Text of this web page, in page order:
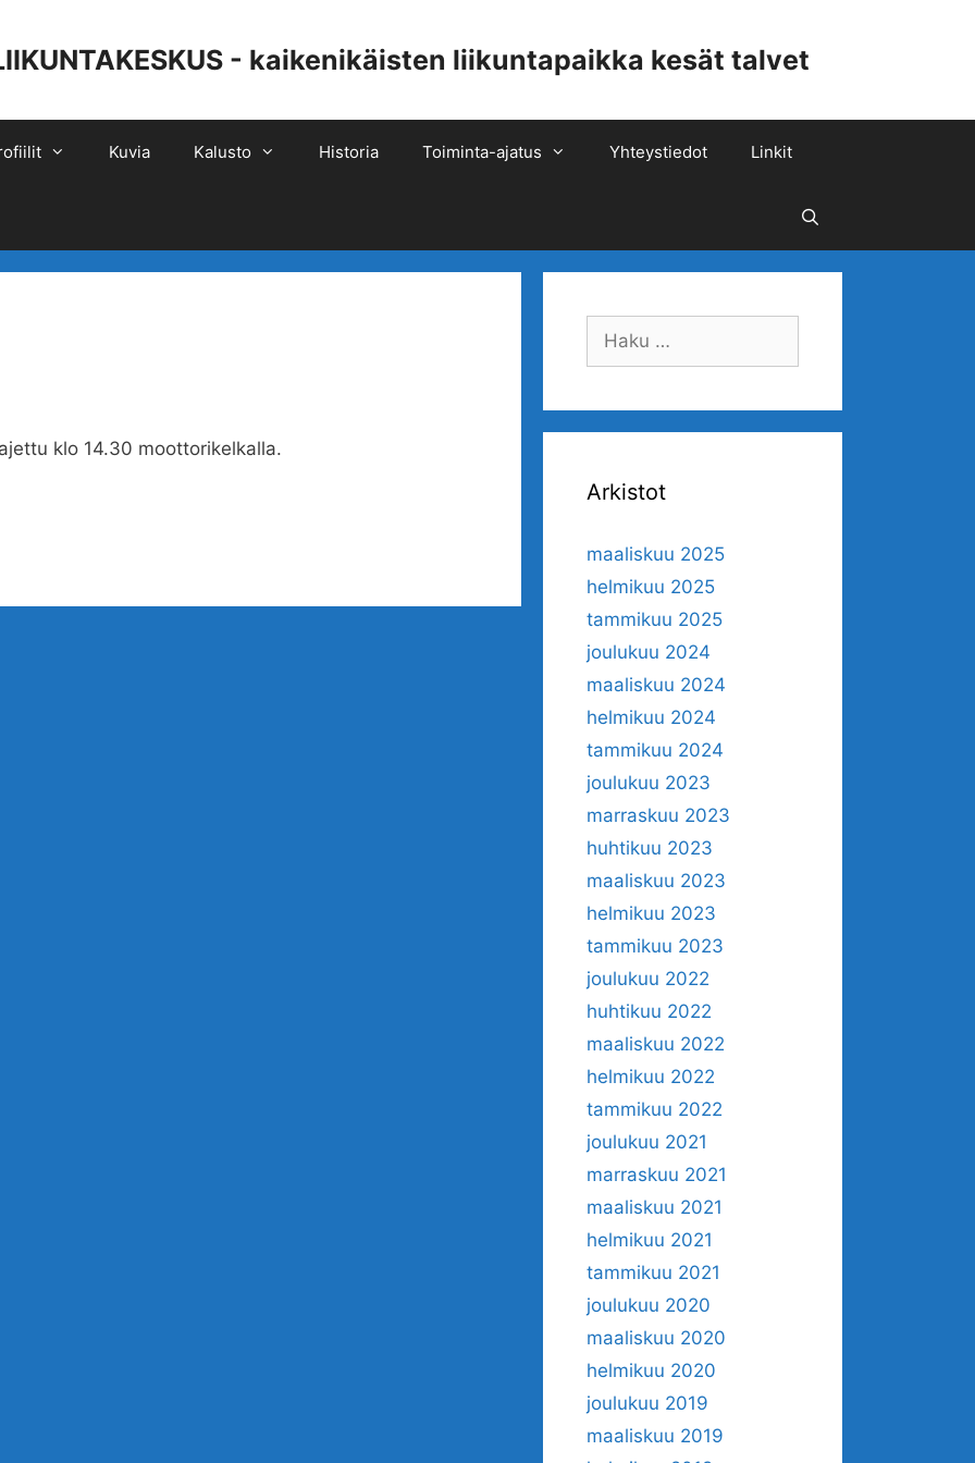
- kaikenikäisten liikuntapaikka kesät talvet
Kuvia Kalusto Historia Toiminta-ajatus Yhteystiedot Linkit
klo 14.30 moottorikelkalla.
Haku:
Arkistot
maaliskuu 2025
helmikuu 2025
tammikuu 2025
joulukuu 2024
maaliskuu 2024
helmikuu 2024
tammikuu 2024
joulukuu 2023
marraskuu 2023
huhtikuu 2023
maaliskuu 2023
helmikuu 2023
tammikuu 2023
joulukuu 2022
huhtikuu 2022
maaliskuu 2022
helmikuu 2022
tammikuu 2022
joulukuu 2021
marraskuu 2021
maaliskuu 2021
helmikuu 2021
tammikuu 2021
joulukuu 2020
maaliskuu 2020
helmikuu 2020
joulukuu 2019
maaliskuu 2019